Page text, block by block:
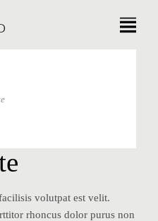
volutpat est velit.
rhoncus dolor purus non